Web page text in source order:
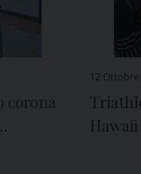
corona
12 Ottobre